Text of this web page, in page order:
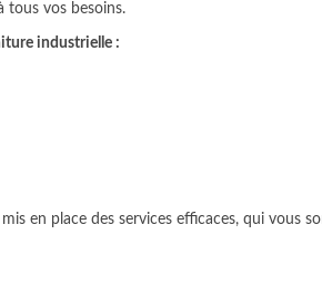
tous vos besoins.
industrielle :
en place des services efficaces, qui vous